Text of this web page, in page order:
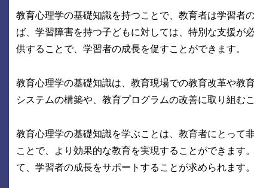
教育心理学の基礎知識を持つことで、教育者は学習者
ば、学習障害を持つ子どもに対しては、特別な支援が
供することで、学習者の成長を促すことができます。
教育心理学の基礎知識は、教育現場での教育改革や教
システムの構築や、教育プログラムの改善に取り組む
教育心理学の基礎知識を学ぶことは、教育者にとって
ことで、より効果的な教育を実現することができます
て、学習者の成長をサポートすることが求められます。